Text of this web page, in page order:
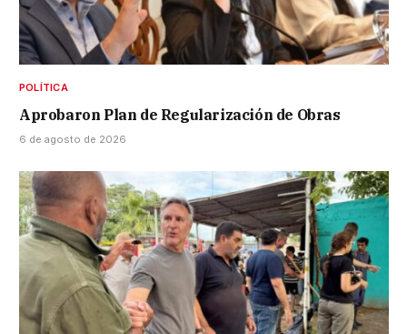
POLÍTICA
Aprobaron Plan de Regularización de Obras
6 de agosto de 2026